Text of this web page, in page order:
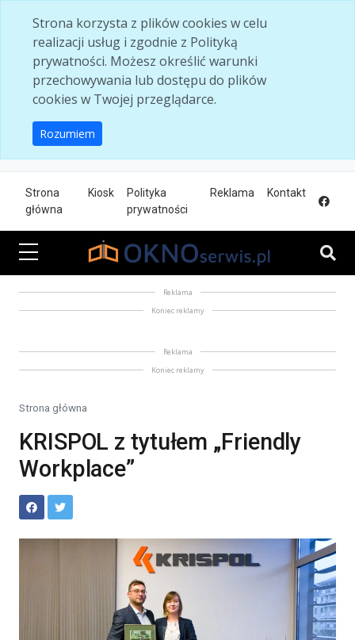
Strona korzysta z plików cookies w celu
realizacji usług i zgodnie z Polityką
prywatności. Możesz określić warunki
przechowywania lub dostępu do plików
cookies w Twojej przeglądarce.
Rozumiem
Strona
główna
Kiosk
Polityka
prywatności
Reklama Kontakt
Reklama
Koniec reklamy
Reklama
Koniec reklamy
Strona główna
KRISPOL z tytułem „Friendly
Workplace”